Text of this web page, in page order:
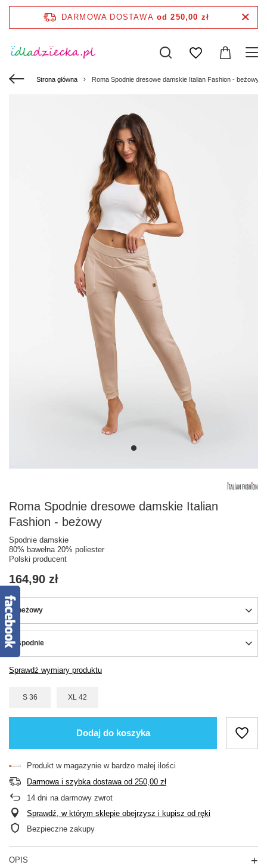
DARMOWA DOSTAWA od 250,00 zł
Strona główna Roma Spodnie dresowe damskie Italian Fashion - beżowy
Roma Spodnie dresowe damskie Italian
Fashion - beżowy
Spodnie damskie
80% bawełna 20% poliester
Polski producent
164,90 zł
beżowy
spodnie
Sprawdź wymiary produktu
S 36 XL 42
Dodaj do koszyka
Produkt w magazynie w bardzo małej ilości
Darmowa i szybka dostawa od 250,00 zł
14 dni na darmowy zwrot
Sprawdź, w którym sklepie obejrzysz i kupisz od ręki
Bezpieczne zakupy
OPIS